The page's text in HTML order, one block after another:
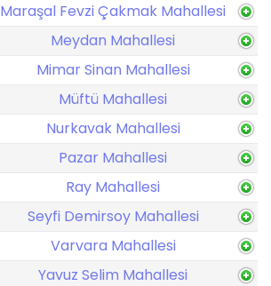
Maraşal Fevzi Çakmak Mahallesi
Meydan Mahallesi
Mimar Sinan Mahallesi
Müftü Mahallesi
Nurkavak Mahallesi
Pazar Mahallesi
Ray Mahallesi
Seyfi Demirsoy Mahallesi
Varvara Mahallesi
Yavuz Selim Mahallesi